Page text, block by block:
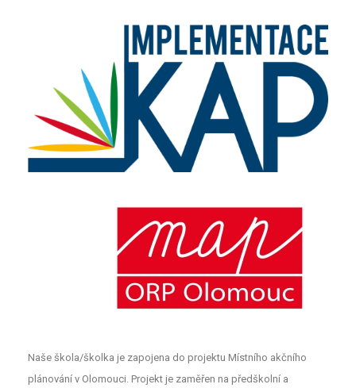
Naše škola/školka je zapojena do projektu Místního akčního
plánování v Olomouci. Projekt je zaměřen na předškolní a